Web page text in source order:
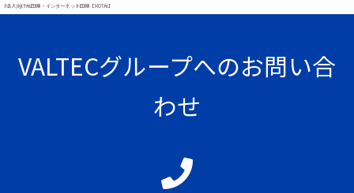
#法人向け光回線・インターネット回線【MOT光】
VALTECグループへのお問い合
わせ